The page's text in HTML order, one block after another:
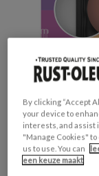
By clicking “Accept
your device to
interests, and assist
"Manage Cookies"
us to use. You can
een keuze maakt